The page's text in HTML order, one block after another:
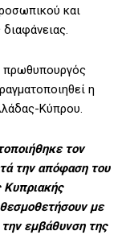
και
πρωθυπουργός
η
Κύπρου.
τον
την απόφαση του
Κυπριακής
με
εμβάθυνση της